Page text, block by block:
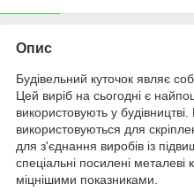
Опис
Будівельний куточок являє
Цей виріб на сьогодні є
використовують у
використовуються для
для з'єднання виробів із
спеціальні посилені металеві
міцнішими показниками.